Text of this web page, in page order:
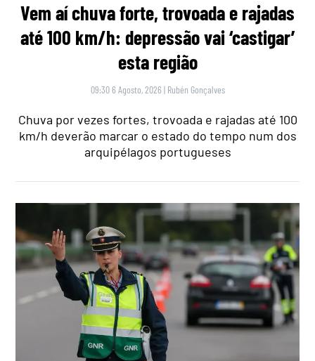
Vem aí chuva forte, trovoada e rajadas
até 100 km/h: depressão vai ‘castigar’
esta região
09:30 6 Agosto, 2026 | Rubén Gonçalves
Chuva por vezes fortes, trovoada e rajadas até 100
km/h deverão marcar o estado do tempo num dos
arquipélagos portugueses